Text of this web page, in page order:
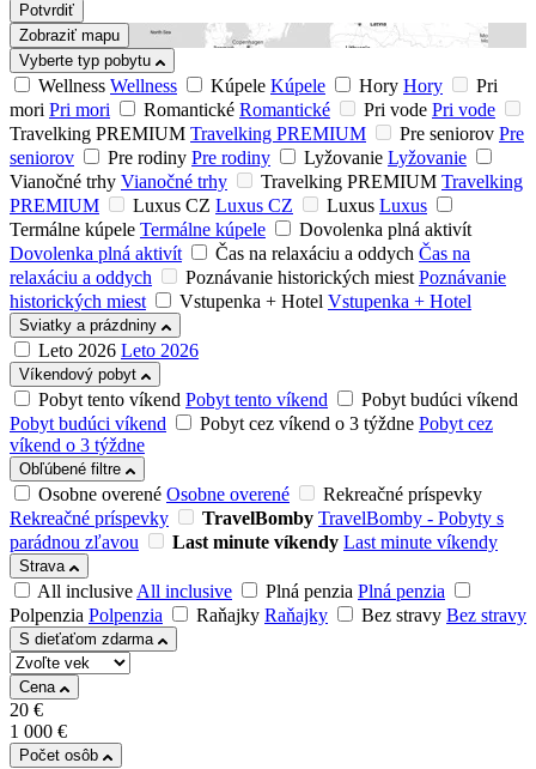
Potvrdiť
Zobraziť mapu
Vyberte typ pobytu
Wellness Wellness Kúpele Kúpele Hory Hory
Pri
mori Pri mori Romantické Romantické Pri vode Pri vode
Travelking PREMIUM Travelking PREMIUM Pre seniorov Pre
seniorov
Pre rodiny Pre rodiny Lyžovanie Lyžovanie
Vianočné trhy Vianočné trhy Travelking PREMIUM Travelking
PREMIUM
Luxus CZ Luxus CZ Luxus Luxus
Termálne kúpele Termálne kúpele
Dovolenka plná aktivít
Dovolenka plná aktivít
Čas na relaxáciu a oddych Čas na
relaxáciu a oddych
Poznávanie historických miest Poznávanie
historických miest
Vstupenka + Hotel Vstupenka + Hotel
Sviatky a prázdniny
Leto 2026 Leto 2026
Víkendový pobyt
Pobyt tento víkend Pobyt tento víkend
Pobyt budúci víkend
Pobyt budúci víkend
Pobyt cez víkend o 3 týždne Pobyt cez
víkend o 3 týždne
Obľúbené filtre
Osobne overené Osobne overené
Rekreačné príspevky
Rekreačné príspevky
TravelBomby TravelBomby - Pobyty s
parádnou zľavou
Last minute víkendy Last minute víkendy
Strava
All inclusiveAll inclusive Plná penzia Plná penzia
Polpenzia Polpenzia Raňajky Raňajky Bez stravy Bez stravy
S dieťaťom zdarma
Cena
20 €
1 000 €
Počet osôb